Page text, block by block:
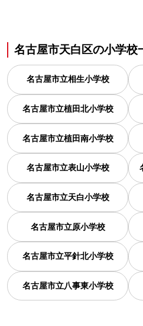
名古屋市天白区の小学校
名古屋市立相生小学校
名古屋市立植田北小学校
名古屋市立植田南小学校
名古屋市立表山小学校
名古屋市立天白小学校
名古屋市立原小学校
名古屋市立平針北小学校
名古屋市立八事東小学校